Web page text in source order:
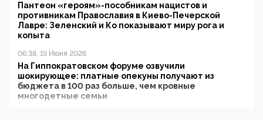
Пантеон «героям»-пособникам нацистов и
противникам Православия в Киево-Печерской
Лавре: Зеленский и Ко показывают миру рога и
копыта
06:38, 19 Июня 2026
На Гиппократовском форуме озвучили
шокирующее: платные опекуны получают из
бюджета в 100 раз больше, чем кровные
многодетные семьи